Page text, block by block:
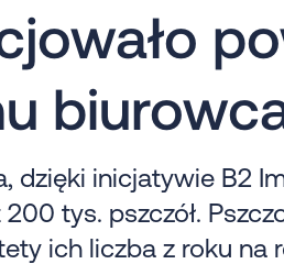
dzięki inicjatywie B2
tys. pszczół.
ich liczba z roku na